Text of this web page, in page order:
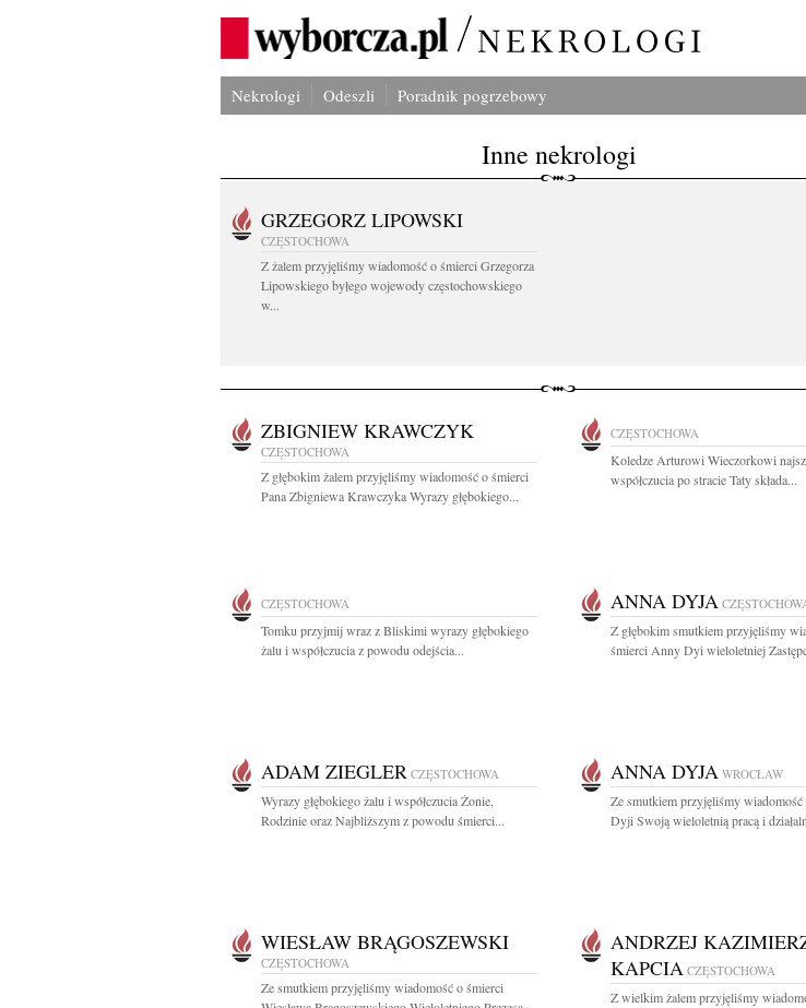
Nekrologi Odeszli Poradnik pogrzebowy
Inne nekrologi
GRZEGORZ LIPOWSKI
CZĘSTOCHOWA
Z żalem przyjęliśmy wiadomość o śmierci Grzegorza
Lipowskiego byłego wojewody częstochowskiego
w...
ZBIGNIEW KRAWCZYK
CZĘSTOCHOWA
Z głębokim żalem przyjęliśmy wiadomość o śmierci
Pana Zbigniewa Krawczyka Wyrazy głębokiego...
CZĘSTOCHOWA
Koledze Arturowi Wieczorkowi
współczucia po stracie Taty składa...
CZĘSTOCHOWA
Tomku przyjmij wraz z Bliskimi wyrazy głębokiego
żalu i współczucia z powodu odejścia...
ANNA DYJA
Z głębokim smutkiem przyjęliśmy
śmierci Anny Dyi wieloletniej
ADAM ZIEGLER CZĘSTOCHOWA
Wyrazy głębokiego żalu i współczucia Żonie,
Rodzinie oraz Najbliższym z powodu śmierci...
ANNA DYJA WROCŁAW
Ze smutkiem przyjęliśmy
Dyji Swoją wieloletnią pracą i
WIESŁAW BRĄGOSZEWSKI
CZĘSTOCHOWA
Ze smutkiem przyjęliśmy wiadomość o śmierci
ANDRZEJ
KAPCIA CZĘSTOCHOWA
Z wielkim żalem przyjęliśmy